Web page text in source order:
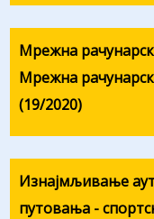
Мрежна
Мрежна
(19/2020)
Изнајмљивање
путовања -